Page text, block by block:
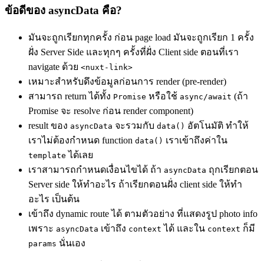
ข้อดีของ asyncData คือ?
มันจะถูกเรียกทุกครั้ง ก่อน page load มันจะถูกเรียก 1 ครั้ง
ฝั่ง Server Side และทุกๆ ครั้งที่ฝั่ง Client side ตอนที่เรา
navigate ด้วย <nuxt-link>
เหมาะสำหรับดึงข้อมูลก่อนการ render (pre-render)
สามารถ return ได้ทั้ง Promise หรือใช้ async/await (ถ้า
Promise จะ resolve ก่อน render component)
result ของ asyncData จะรวมกับ data() อัตโนมัติ ทำให้
เราไม่ต้องกำหนด function data() เราเข้าถึงค่าใน
template ได้เลย
เราสามารถกำหนดเงื่อนไขได้ ถ้า asyncData ถุกเรียกตอน
Server side ให้ทำอะไร ถ้าเรียกตอนฝั่ง client side ให้ทำ
อะไร เป็นต้น
เข้าถึง dynamic route ได้ ตามตัวอย่าง ที่แสดงรูป photo info
เพราะ asyncData เข้าถึง context ได้ และใน context ก็มี
params นั่นเอง